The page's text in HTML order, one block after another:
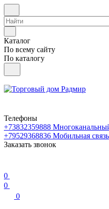
Каталог
По всему сайту
По каталогу
Телефоны
+73832359888
+79529368836 Мобильная связь
Заказать звонок
0
0
0